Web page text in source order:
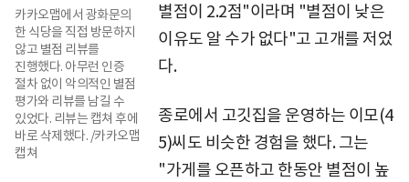
카카오맵에서 광화문의
한 식당을 직접 방문하지
않고 별점 리뷰를
진행했다. 아무런 인증
절차 없이 악의적인 별점
평가와 리뷰를 남길 수
있었다. 리뷰는 캡쳐 후에
바로 삭제했다. /카카오맵
캡쳐
별점이 2.2점"이라며 "별점이 낮은
이유도 알 수가 없다"고 고개를 저었
다.
종로에서 고깃집을 운영하는 이모(4
5)씨도 비슷한 경험을 했다. 그는
"가게를 오픈하고 한동안 별점이 높